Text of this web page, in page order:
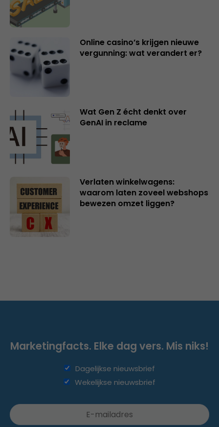
Online casino’s krijgen nieuwe
vergunning: wat verandert er?
Wat Gen Z écht denkt over
GenAI in reclame
Verlaten winkelwagens:
waarom laten zoveel webshops
bewezen omzet liggen?
Marketingfacts. Elke dag vers. Mis niks!
Dagelijkse nieuwsbrief
Wekelijkse nieuwsbrief